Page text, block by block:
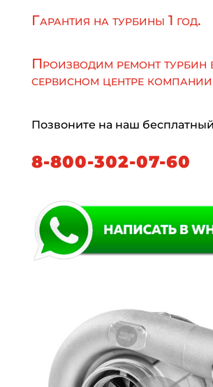
Гарантия на турбины 1 год.
Производим ремонт турбин
сервисном центре компании
Позвоните на наш
8-800-302-07-60